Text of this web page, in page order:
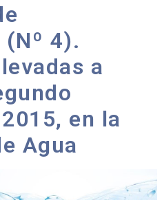
4).
a
en la
Agua